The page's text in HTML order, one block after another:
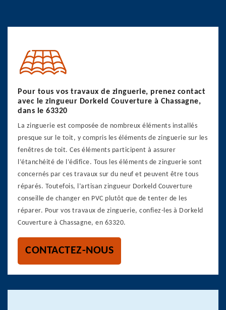
Pour tous vos travaux de zinguerie, prenez contact
avec le zingueur Dorkeld Couverture à Chassagne,
dans le 63320
La zinguerie est composée de nombreux éléments installés
presque sur le toit, y compris les éléments de zinguerie sur les
fenêtres de toit. Ces éléments participent à assurer
l’étanchéité de l’édifice. Tous les éléments de zinguerie sont
concernés par ces travaux sur du neuf et peuvent être tous
réparés. Toutefois, l’artisan zingueur Dorkeld Couverture
conseille de changer en PVC plutôt que de tenter de les
réparer. Pour vos travaux de zinguerie, confiez-les à Dorkeld
Couverture à Chassagne, en 63320.
CONTACTEZ-NOUS